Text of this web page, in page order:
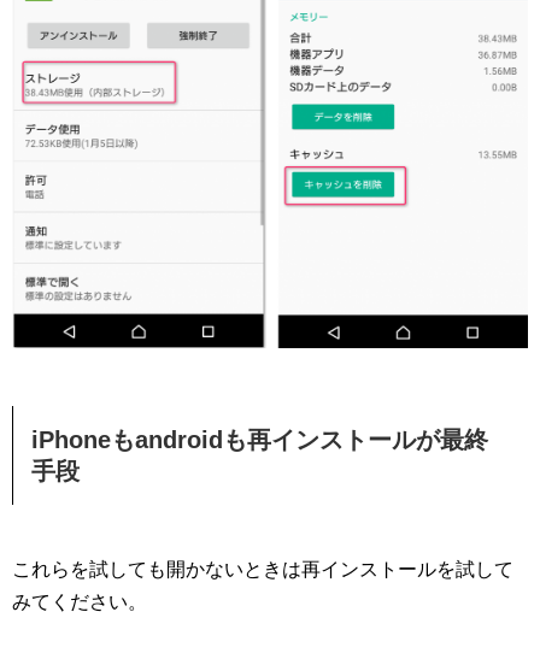
iPhoneもandroidも再インストールが最終
手段
これらを試しても開かないときは再インストールを試して
みてください。